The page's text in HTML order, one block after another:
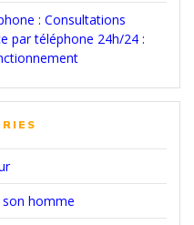
: Consultations
par téléphone 24h/24 :
homme